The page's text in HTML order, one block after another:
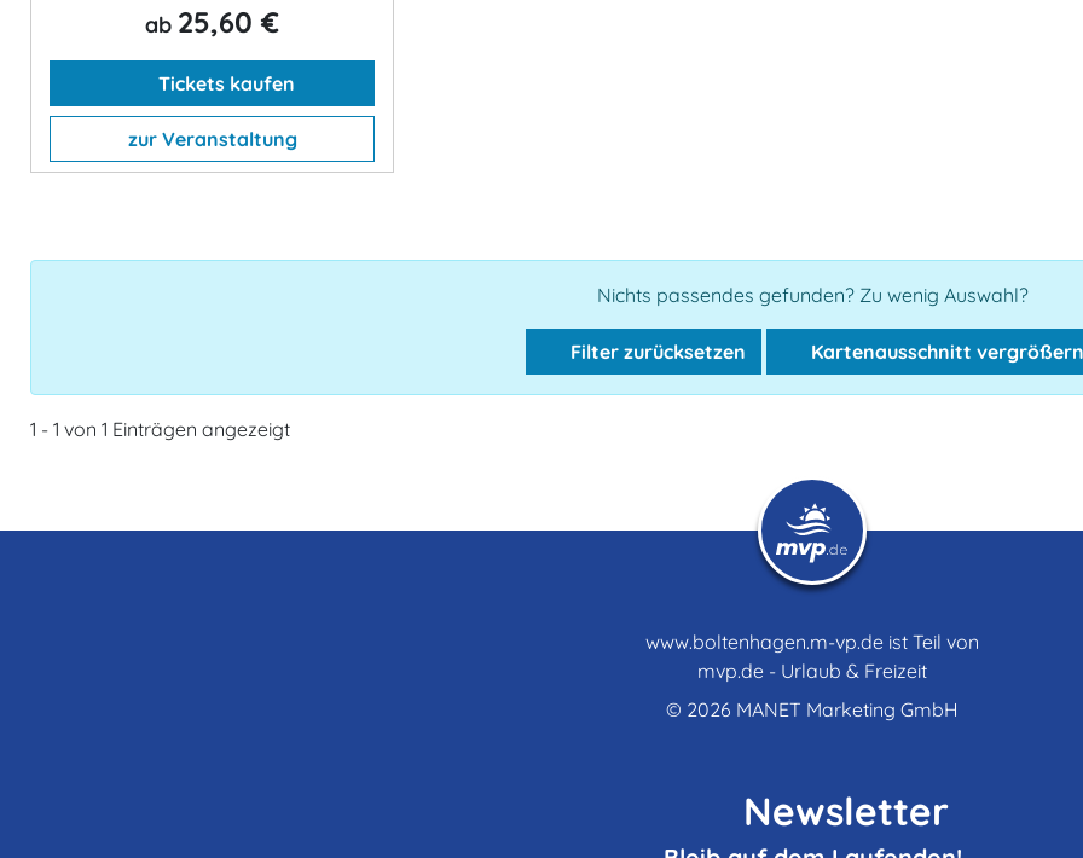
ab 25,60 €
Tickets kaufen
zur Veranstaltung
Nichts passendes gefunden? Zu wenig Auswahl?
Filter zurücksetzen Kartenausschnitt vergrößern
1 - 1 von 1 Einträgen angezeigt
www.boltenhagen.m-vp.de ist Teil von
mvp.de - Urlaub & Freizeit
© 2026 MANET Marketing GmbH
Newsletter